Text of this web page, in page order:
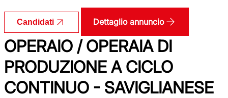
Candidati Dettaglio annuncio
OPERAIO / OPERAIA DI
PRODUZIONE A CICLO
CONTINUO - SAVIGLIANESE